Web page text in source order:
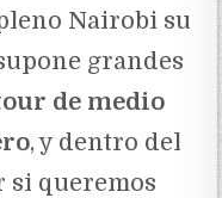
Nairobi su
grandes
de medio
, y dentro del
si queremos